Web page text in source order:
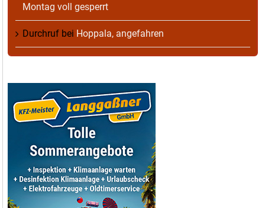
Montag voll gesperrt
Durchruf bei Hoppala, angefahren